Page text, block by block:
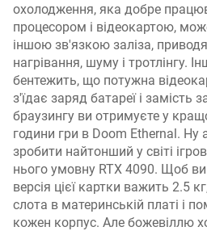
охолодження, яка добре
процесором і відеокартою,
іншою зв'язкою заліза,
нагрівання, шуму і тротлінгу.
бентежить, що потужна
з'їдає заряд батареї і замість
браузингу ви отримуєте у
години гри в Doom Ethernal. Ну
зробити найтонший у світі
нього умовну RTX 4090. Щоб
версія цієї картки важить 2.5
слота в материнській платі і
кожен корпус. Але божевіллю